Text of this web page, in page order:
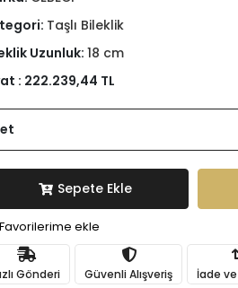
Taşlı Bileklik
Uzunluk: 18 cm
: 222.239,44 TL
Sepete Ekle
Favorilerime ekle
Gönderi Güvenli Alışveriş İade